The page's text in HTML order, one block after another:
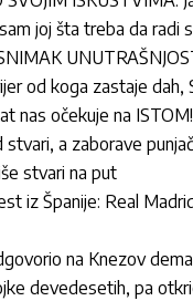
joj šta treba da radi
od koga zastaje dah,
nas očekuje na
a zaborave
stvari na put
iz Španije: Real
na Knezov
devedesetih, pa